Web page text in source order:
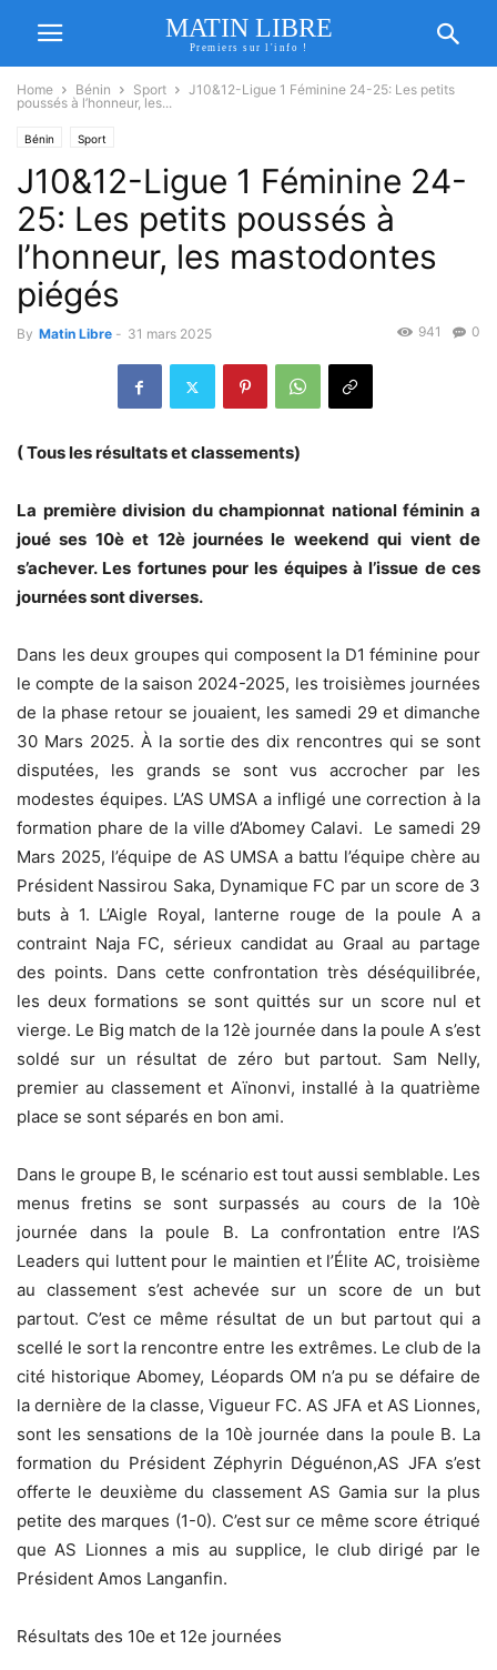
MATIN LIBRE
Premiers sur l'info !
Home Bénin Sport
J10&12-Ligue 1 Féminine 24-25: Les petits
poussés à l’honneur, les...
Bénin Sport
J10&12-Ligue 1 Féminine 24-
25: Les petits poussés à
l’honneur, les mastodontes
piégés
By Matin Libre - 31 mars 2025 0
941
( Tous les résultats et classements)
La première division du championnat national féminin a
joué ses 10è et 12è journées le weekend qui vient de
s’achever. Les fortunes pour les équipes à l’issue de ces
journées sont diverses.
Dans les deux groupes qui composent la D1 féminine pour
le compte de la saison 2024-2025, les troisièmes journées
de la phase retour se jouaient, les samedi 29 et dimanche
30 Mars 2025. À la sortie des dix rencontres qui se sont
disputées, les grands se sont vus accrocher par les
modestes équipes. L’AS UMSA a infligé une correction à la
formation phare de la ville d’Abomey Calavi. Le samedi 29
Mars 2025, l’équipe de AS UMSA a battu l’équipe chère au
Président Nassirou Saka, Dynamique FC par un score de 3
buts à 1. L’Aigle Royal, lanterne rouge de la poule A a
contraint Naja FC, sérieux candidat au Graal au partage
des points. Dans cette confrontation très déséquilibrée,
les deux formations se sont quittés sur un score nul et
vierge. Le Big match de la 12è journée dans la poule A s’est
soldé sur un résultat de zéro but partout. Sam Nelly,
premier au classement et Aïnonvi, installé à la quatrième
place se sont séparés en bon ami.
Dans le groupe B, le scénario est tout aussi semblable. Les
menus fretins se sont surpassés au cours de la 10è
journée dans la poule B. La confrontation entre l’AS
Leaders qui luttent pour le maintien et l’Élite AC, troisième
au classement s’est achevée sur un score de un but
partout. C’est ce même résultat de un but partout qui a
scellé le sort la rencontre entre les extrêmes. Le club de la
cité historique Abomey, Léopards OM n’a pu se défaire de
la dernière de la classe, Vigueur FC. AS JFA et AS Lionnes,
sont les sensations de la 10è journée dans la poule B. La
formation du Président Zéphyrin Déguénon,AS JFA s’est
offerte le deuxième du classement AS Gamia sur la plus
petite des marques (1-0). C’est sur ce même score étriqué
que AS Lionnes a mis au supplice, le club dirigé par le
Président Amos Langanfin.
Résultats des 10e et 12e journées